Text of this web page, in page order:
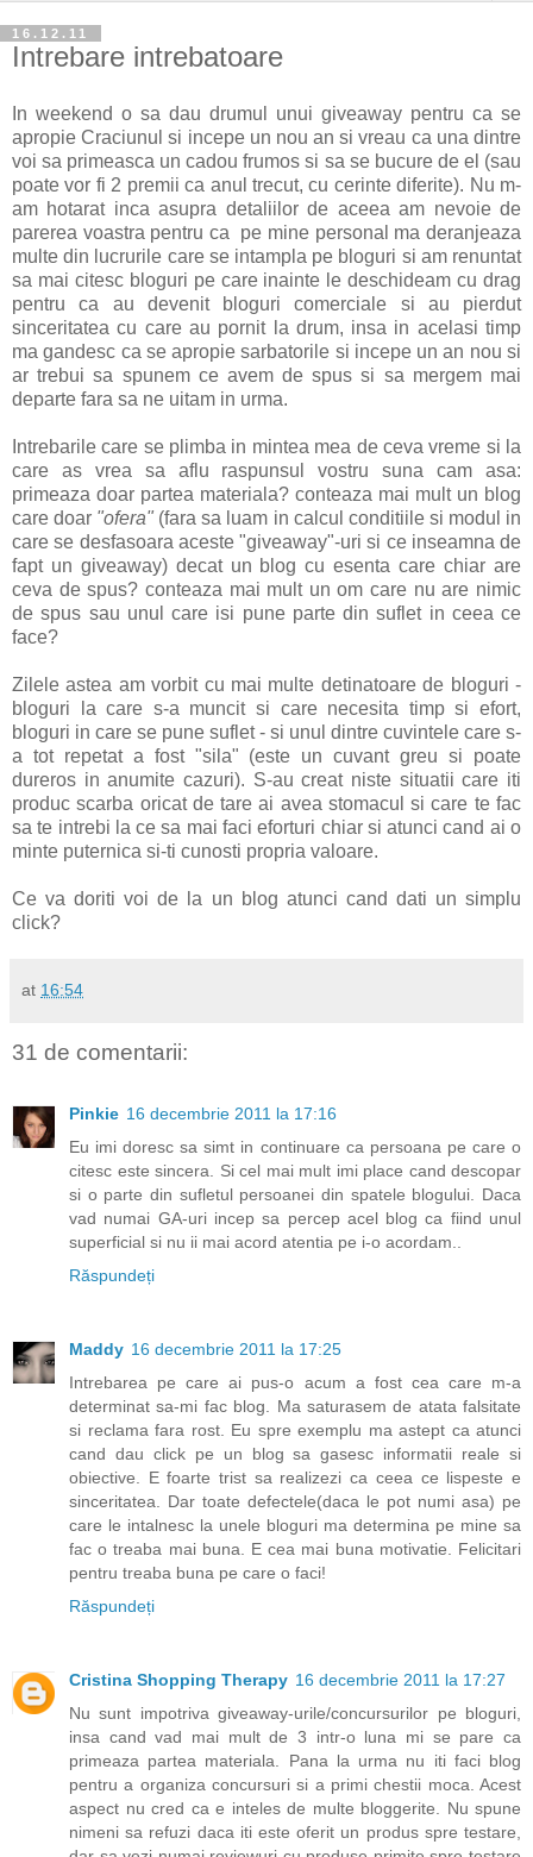
16.12.11
Intrebare intrebatoare
In weekend o sa dau drumul unui giveaway pentru ca se
apropie Craciunul si incepe un nou an si vreau ca una dintre
voi sa primeasca un cadou frumos si sa se bucure de el (sau
poate vor fi 2 premii ca anul trecut, cu cerinte diferite). Nu m-
am hotarat inca asupra detaliilor de aceea am nevoie de
parerea voastra pentru ca pe mine personal ma deranjeaza
multe din lucrurile care se intampla pe bloguri si am renuntat
sa mai citesc bloguri pe care inainte le deschideam cu drag
pentru ca au devenit bloguri comerciale si au pierdut
sinceritatea cu care au pornit la drum, insa in acelasi timp
ma gandesc ca se apropie sarbatorile si incepe un an nou si
ar trebui sa spunem ce avem de spus si sa mergem mai
departe fara sa ne uitam in urma.
Intrebarile care se plimba in mintea mea de ceva vreme si la
care as vrea sa aflu raspunsul vostru suna cam asa:
primeaza doar partea materiala? conteaza mai mult un blog
care doar "ofera" (fara sa luam in calcul conditiile si modul in
care se desfasoara aceste "giveaway"-uri si ce inseamna de
fapt un giveaway) decat un blog cu esenta care chiar are
ceva de spus? conteaza mai mult un om care nu are nimic
de spus sau unul care isi pune parte din suflet in ceea ce
face?
Zilele astea am vorbit cu mai multe detinatoare de bloguri -
bloguri la care s-a muncit si care necesita timp si efort,
bloguri in care se pune suflet - si unul dintre cuvintele care s-
a tot repetat a fost "sila" (este un cuvant greu si poate
dureros in anumite cazuri). S-au creat niste situatii care iti
produc scarba oricat de tare ai avea stomacul si care te fac
sa te intrebi la ce sa mai faci eforturi chiar si atunci cand ai o
minte puternica si-ti cunosti propria valoare.
Ce va doriti voi de la un blog atunci cand dati un simplu
click?
at 16:54
31 de comentarii:
Pinkie 16 decembrie 2011 la 17:16
Eu imi doresc sa simt in continuare ca persoana pe care o
citesc este sincera. Si cel mai mult imi place cand descopar
si o parte din sufletul persoanei din spatele blogului. Daca
vad numai GA-uri incep sa percep acel blog ca fiind unul
superficial si nu ii mai acord atentia pe i-o acordam..
Răspundeți
Maddy 16 decembrie 2011 la 17:25
Intrebarea pe care ai pus-o acum a fost cea care m-a
determinat sa-mi fac blog. Ma saturasem de atata falsitate
si reclama fara rost. Eu spre exemplu ma astept ca atunci
cand dau click pe un blog sa gasesc informatii reale si
obiective. E foarte trist sa realizezi ca ceea ce lispeste e
sinceritatea. Dar toate defectele(daca le pot numi asa) pe
care le intalnesc la unele bloguri ma determina pe mine sa
fac o treaba mai buna. E cea mai buna motivatie. Felicitari
pentru treaba buna pe care o faci!
Răspundeți
Cristina Shopping Therapy 16 decembrie 2011 la 17:27
Nu sunt impotriva giveaway-urile/concursurilor pe bloguri,
insa cand vad mai mult de 3 intr-o luna mi se pare ca
primeaza partea materiala. Pana la urma nu iti faci blog
pentru a organiza concursuri si a primi chestii moca. Acest
aspect nu cred ca e inteles de multe bloggerite. Nu spune
nimeni sa refuzi daca iti este oferit un produs spre testare,